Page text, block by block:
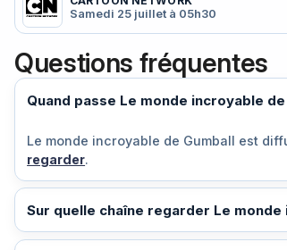
Samedi 25 juillet à 05h30
Questions fréquentes
Quand passe Le monde incroyable
Le monde incroyable de Gumball est
regarder.
Sur quelle chaîne regarder Le monde